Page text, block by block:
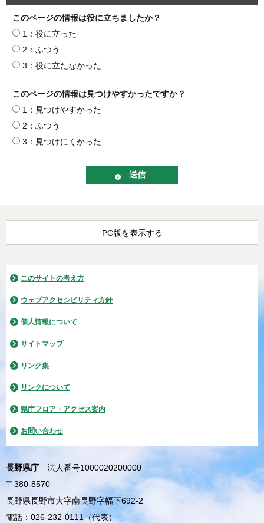
このページの情報は役に立ちましたか？
1：役に立った
2：ふつう
3：役に立たなかった
このページの情報は見つけやすかったですか？
1：見つけやすかった
2：ふつう
3：見つけにくかった
PC版を表示する
このサイトの考え方
ウェブアクセシビリティ方針
個人情報について
サイトマップ
リンク集
リンクについて
県庁フロア・アクセス案内
お問い合わせ
長野県庁
法人番号1000020200000
〒380-8570
長野県長野市大字南長野字幅下692-2
電話：026-232-0111（代表）